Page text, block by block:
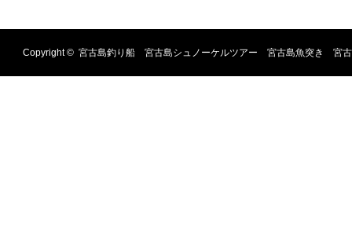
Copyright © 宮古島釣り船 宮古島シュノーケルツアー 宮古島魚突き 宮古